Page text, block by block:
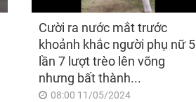
Cười ra nước mắt trước
khoảnh khắc người phụ nữ 5
lần 7 lượt trèo lên võng
nhưng bất thành...
08:00 11/05/2024